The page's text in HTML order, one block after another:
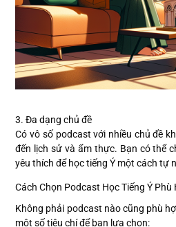
3. Đa dạng chủ đề
Có vô số podcast với nhiều chủ đề
đến lịch sử và ẩm thực. Bạn có thể
yêu thích để học tiếng Ý một cách tự
Cách Chọn Podcast Học Tiếng Ý Phù
Không phải podcast nào cũng phù
một số tiêu chí để bạn lựa chọn: